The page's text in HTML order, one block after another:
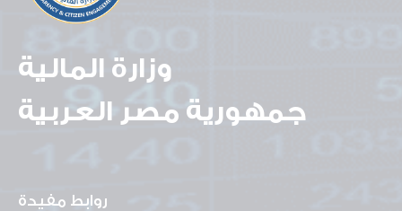
وزارة المالية
جمهورية مصر العربية
روابط مفيدة